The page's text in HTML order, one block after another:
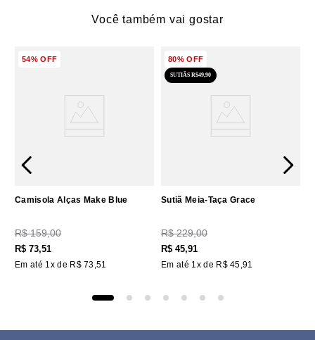
Você também vai gostar
54%OFF
Camisola Alças Make Blue
R$ 159,00
R$ 73,51
Em até 1x de R$ 73,51
80%OFF
SUTIÃS R$49,90
Sutiã Meia-Taça Grace
R$ 229,00
R$ 45,91
Em até 1x de R$ 45,91